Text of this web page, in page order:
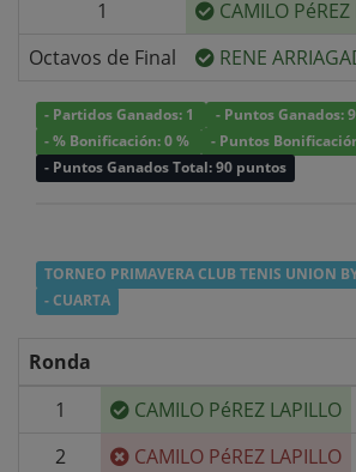
1 CAMILO
Octavos de Final
RENE
- Partidos Ganados: 1
- Puntos Ganados:
- % Bonificación: 0 %
- Puntos
- Puntos Ganados Total: 90 puntos
TORNEO PRIMAVERA CLUB TENIS UNION
- CUARTA
Ronda
1
CAMILO PéREZ LAPILLO
2
CAMILO PéREZ LAPILLO